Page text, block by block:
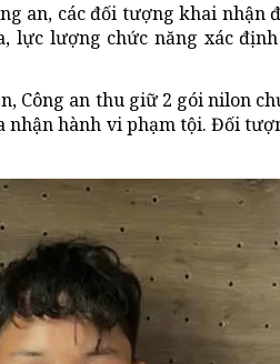
an, các đối tượng khai
lực lượng chức năng xác
Công an thu giữ 2 gói nilon
nhận hành vi phạm tội. Đối